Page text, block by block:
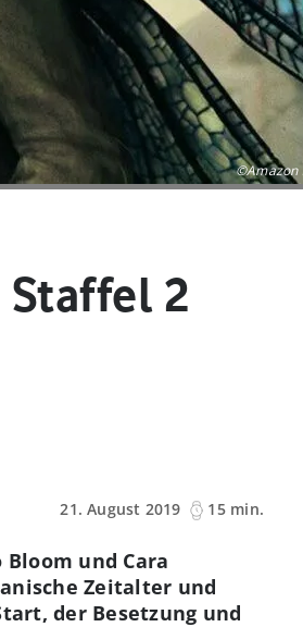
©Amazon
Staffel 2
21. August 2019
15 min.
und Cara
Zeitalter und
der Besetzung und